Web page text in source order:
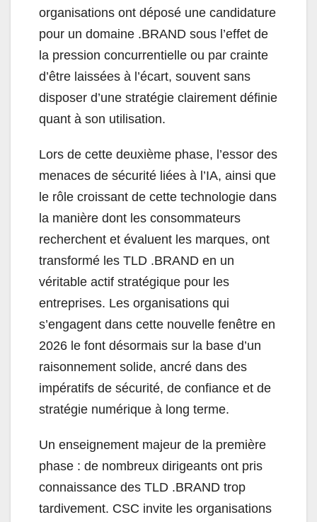
organisations ont déposé une candidature
pour un domaine .BRAND sous l’effet de
la pression concurrentielle ou par crainte
d’être laissées à l’écart, souvent sans
disposer d’une stratégie clairement définie
quant à son utilisation.
Lors de cette deuxième phase, l’essor des
menaces de sécurité liées à l’IA, ainsi que
le rôle croissant de cette technologie dans
la manière dont les consommateurs
recherchent et évaluent les marques, ont
transformé les TLD .BRAND en un
véritable actif stratégique pour les
entreprises. Les organisations qui
s’engagent dans cette nouvelle fenêtre en
2026 le font désormais sur la base d’un
raisonnement solide, ancré dans des
impératifs de sécurité, de confiance et de
stratégie numérique à long terme.
Un enseignement majeur de la première
phase : de nombreux dirigeants ont pris
connaissance des TLD .BRAND trop
tardivement. CSC invite les organisations